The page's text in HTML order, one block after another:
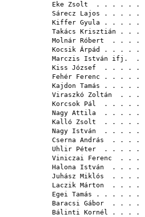
Eke Zsolt . . . . . .
Sárecz Lajos . . . . .
Kiffer Gyula . . . . .
Takács Krisztián . . .
Molnár Róbert . . . .
Kocsik Árpád
. . . . .
Marczis István ifj.
.
Kiss József . . . . .
Fehér Ferenc . . . . .
Kajdon Tamás . . . . .
Viraszkó Zoltán . . .
Korcsok Pál . . . . .
Nagy Attila . . . . .
Kalló Zsolt . . . . .
Nagy István . . . . .
Cserna András . . . .
Uhlir Péter . . . . .
Viniczai Ferenc . . .
Halona István . . . .
Juhász Miklós . . . .
Laczik Márton . . . .
Egei Tamás . . . . . .
Baracsi Gábor . . . .
Bálinti Kornél . . . .